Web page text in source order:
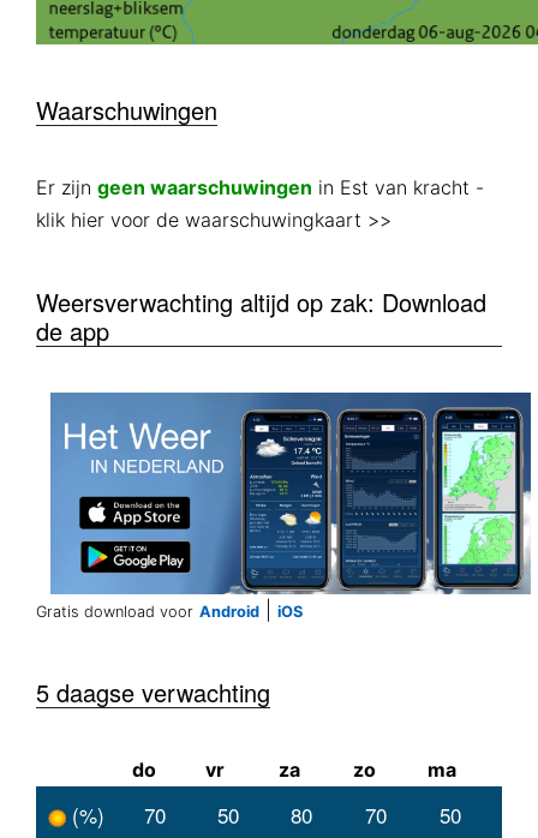
Waarschuwingen
Er zijn geen waarschuwingen in Est van kracht -
klik hier voor de waarschuwingkaart >>
Weersverwachting altijd op zak: Download
de app
Gratis download voor Android iOS
5 daagse verwachting
do vr za zo ma
(%) 70 50 80 70
50